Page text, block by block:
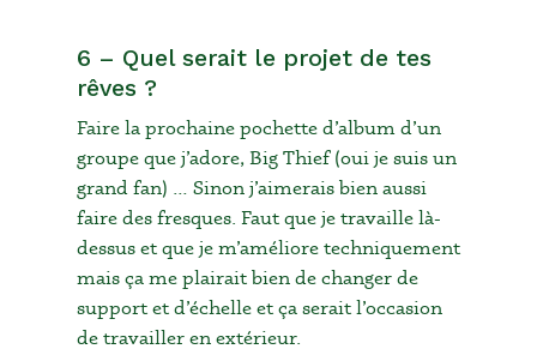
6 – Quel serait le projet de tes
rêves ?
Faire la prochaine pochette d’album d’un
groupe que j’adore, Big Thief (oui je suis un
grand fan) … Sinon j’aimerais bien aussi
faire des fresques. Faut que je travaille là-
dessus et que je m’améliore techniquement
mais ça me plairait bien de changer de
support et d’échelle et ça serait l’occasion
de travailler en extérieur.